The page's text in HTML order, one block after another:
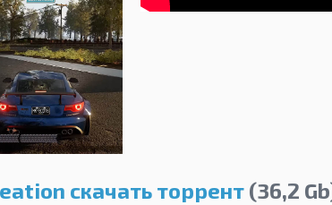
скачать торрент(36,2